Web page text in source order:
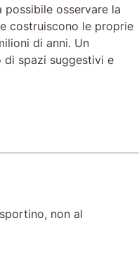
osservare la
costruiscono le proprie
di anni. Un
di spazi suggestivi e
non al